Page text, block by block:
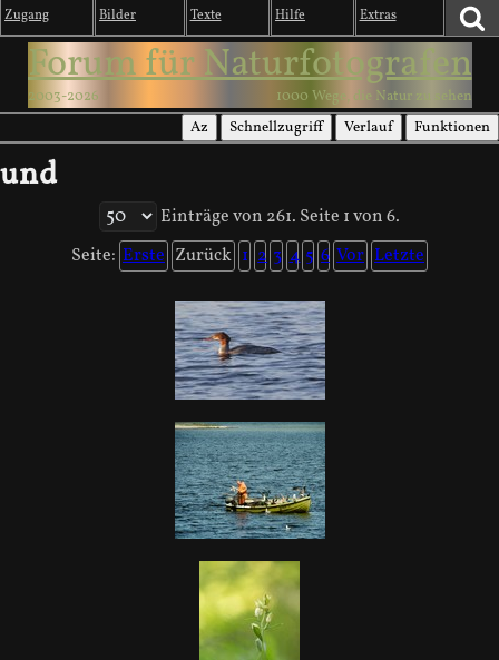
Zugang Bilder Texte Hilfe Extras
Forum für Naturfotografen
2003-2026 1000 Wege, die Natur zu sehen
Az Schnellzugriff Verlauf Funktionen
und
Einträge von 261. Seite 1 von 6.
Seite: Erste Zurück 1 2 3 4 5 6 Vor Letzte